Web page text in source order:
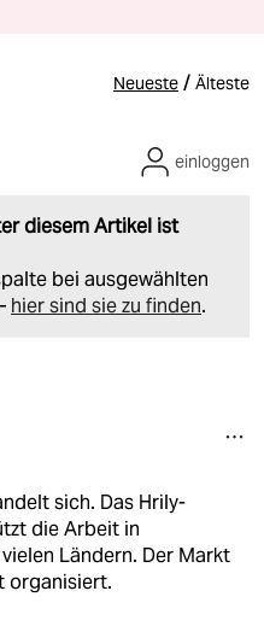
Neueste / Älteste
diesem Artikel ist
bei ausgewählten
hier sind sie zu finden.
einloggen
sich. Das Hrily-
die Arbeit in
Ländern. Der Markt
organisiert.